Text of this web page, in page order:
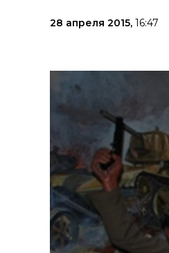
28 апреля 2015, 16:47